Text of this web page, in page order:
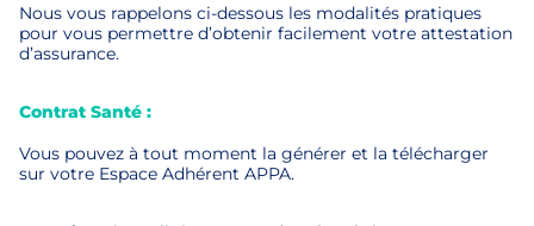
Nous vous rappelons ci-dessous les modalités pratiques
pour vous permettre d’obtenir facilement votre attestation
d’assurance.
Contrat Santé :
Vous pouvez à tout moment la générer et la télécharger
sur votre Espace Adhérent APPA.